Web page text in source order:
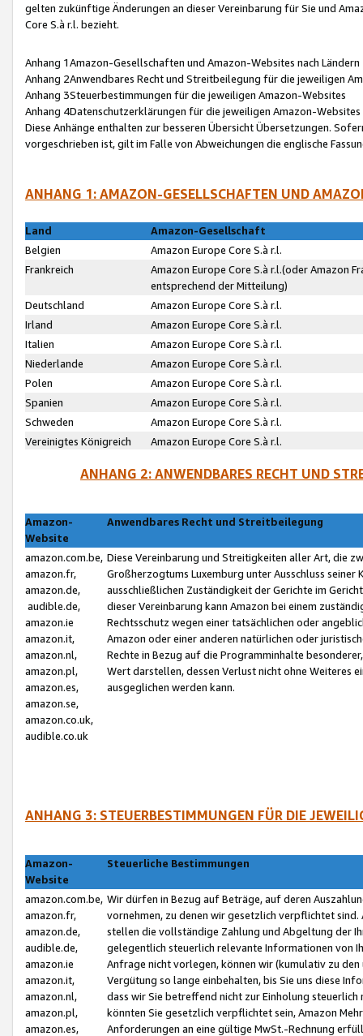
gelten zukünftige Änderungen an dieser Vereinbarung für Sie und
Core S.à r.l. bezieht.
Anhang 1Amazon-Gesellschaften und Amazon-Websites nach Ländern
Anhang 2Anwendbares Recht und Streitbeilegung für die jeweiligen
Anhang 3Steuerbestimmungen für die jeweiligen Amazon-Websites
Anhang 4Datenschutzerklärungen für die jeweiligen Amazon-Websites
Diese Anhänge enthalten zur besseren Übersicht Übersetzungen.
vorgeschrieben ist, gilt im Falle von Abweichungen die englische
ANHANG 1: AMAZON-GESELLSCHAFTEN UND
Land
Amazon-Gesellschaft
Belgien
Amazon Europe Core S.à r.l.
Frankreich
Amazon Europe Core S.à r.l.(oder Amazon
entsprechend der Mitteilung)
Deutschland
Amazon Europe Core S.à r.l.
Irland
Amazon Europe Core S.à r.l.
Italien
Amazon Europe Core S.à r.l.
Niederlande
Amazon Europe Core S.à r.l.
Polen
Amazon Europe Core S.à r.l.
Spanien
Amazon Europe Core S.à r.l.
Schweden
Amazon Europe Core S.à r.l.
Vereinigtes Königreich
Amazon Europe Core S.à r.l.
ANHANG 2: ANWENDBARES RECHT UND
Amazon-
Website
Anwendbares Recht und Streitbeilegung
amazon.com.be,
amazon.fr,
amazon.de,
audible.de,
amazon.ie
amazon.it,
amazon.nl,
amazon.pl,
amazon.es,
amazon.se,
amazon.co.uk,
audible.co.uk
Diese Vereinbarung und Streitigkeiten aller Art, die
Großherzogtums Luxemburg unter Ausschluss
ausschließlichen Zuständigkeit der Gerichte im
dieser Vereinbarung kann Amazon bei einem
Rechtsschutz wegen einer tatsächlichen oder
Amazon oder einer anderen natürlichen oder
Rechte in Bezug auf die Programminhalte
Wert darstellen, dessen Verlust nicht ohne Weiteres
ausgeglichen werden kann.
ANHANG 3: STEUERBESTIMMUNGEN FÜR DIE
Amazon-
Website
Steuerliche Bestimmungen
amazon.com.be,
amazon.fr,
amazon.de,
audible.de,
amazon.ie
amazon.it,
amazon.nl,
amazon.pl,
amazon.es,
Wir dürfen in Bezug auf Beträge, auf deren
vornehmen, zu denen wir gesetzlich verpflichtet
stellen die vollständige Zahlung und Abgeltung der
gelegentlich steuerlich relevante Informationen von
Anfrage nicht vorlegen, können wir (kumulativ zu
Vergütung so lange einbehalten, bis Sie uns diese
dass wir Sie betreffend nicht zur Einholung
könnten Sie gesetzlich verpflichtet sein, Amazon
Anforderungen an eine gültige MwSt.-Rechnung